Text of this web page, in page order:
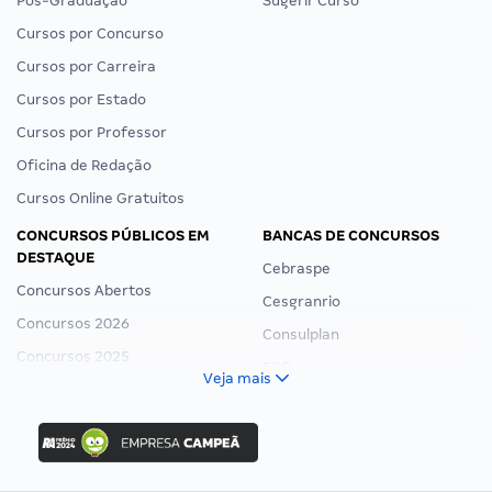
Cursos por Concurso
Cursos por Carreira
Cursos por Estado
Cursos por Professor
Oficina de Redação
Cursos Online Gratuitos
CONCURSOS PÚBLICOS EM
DESTAQUE
Concursos Abertos
Concursos 2026
Concursos 2025
Concurso Ibama
Concurso MPU
Editais publicados
BANCAS DE CONCURSOS
Cebraspe
Cesgranrio
Consulplan
Veja mais